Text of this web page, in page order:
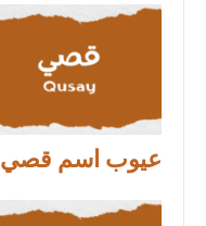
عيوب اسم قصي